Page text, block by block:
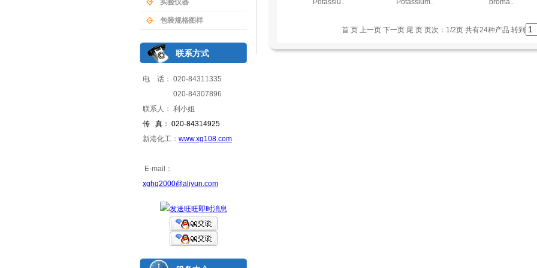
实验仪器
包装规格图样
联系方式
电 话： 020-84311335
020-84307896
联系人： 利小姐
传 真： 020-84314925
新港化工： www.xg108.com
E-mail：
xghg2000@aliyun.com
Potassiu..
Potassium..
broma..
首 页 上一页 下一页 尾 页 页次：1/2页 共有24种产品 转到